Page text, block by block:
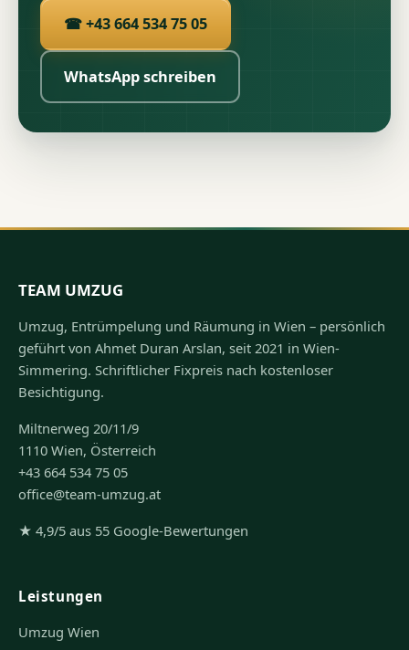
☎ +43 664 534 75 05
WhatsApp schreiben
TEAM UMZUG
Umzug, Entrümpelung und Räumung in Wien – persönlich
geführt von Ahmet Duran Arslan, seit 2021 in Wien-
Simmering. Schriftlicher Fixpreis nach kostenloser
Besichtigung.
Miltnerweg 20/11/9
1110 Wien, Österreich
+43 664 534 75 05
office@team-umzug.at
★ 4,9/5 aus 55 Google-Bewertungen
Leistungen
Umzug Wien